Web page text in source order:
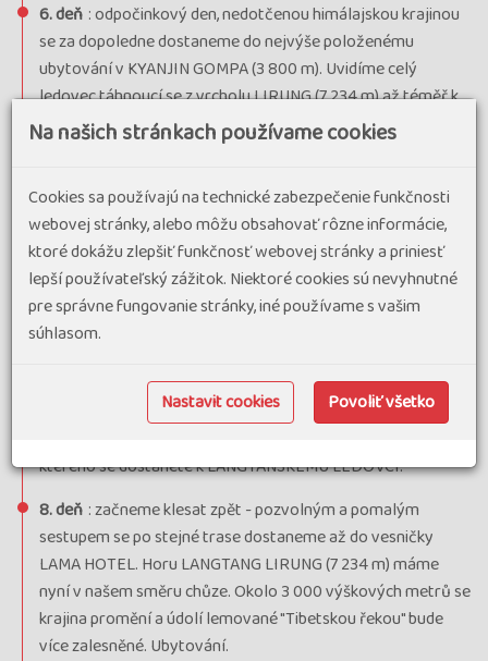
6. deň : odpočinkový den, nedotčenou himálajskou krajinou
se za dopoledne dostaneme do nejvýše položenému
ubytování v KYANJIN GOMPA (3 800 m). Uvidíme celý
ledovec táhnoucí se z vrcholu LIRUNG (7 234 m) až téměř k
místům, kde jsme ubytováni. Dechberoucí je i pohled na
GANSCHENPO (6 378 m), DORJE LAKPA (6 966 m) a na
ubytujeme a můžeme se projít po trasách vedoucích blíže k
ledovcům a pod hrany masivů tvořících 10 km vzdálenou
hranici Tibetu.
7. deň : celodenní odpočinek nebo procházky, která vás
přiblíží do nitra himálajských velehor. S ostatními se vydáme
blízkosti LANGTANGSKÉHO LEDOVCE. Hřeben je zakončen
kruhovou vyhlídkou KYANJIN RI (4 650 m). I v rámci
kterého se dostanete k LANGTANSKÉMU LEDOVCI.
8. deň : začneme klesat zpět - pozvolným a pomalým
sestupem se po stejné trase dostaneme až do vesničky
LAMA HOTEL. Horu LANGTANG LIRUNG (7 234 m) máme
nyní v našem směru chůze. Okolo 3 000 výškových metrů se
krajina promění a údolí lemované "Tibetskou řekou" bude
více zalesněné. Ubytování.
Na našich stránkach používame cookies
Cookies sa používajú na technické zabezpečenie funkčnosti
webovej stránky, alebo môžu obsahovať rôzne informácie,
ktoré dokážu zlepšiť funkčnosť webovej stránky a priniesť
lepší používateľský zážitok. Niektoré cookies sú nevyhnutné
pre správne fungovanie stránky, iné používame s vašim
súhlasom.
Nastavit cookies Povoliť všetko